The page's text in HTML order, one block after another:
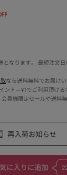
となります。 最短注文
なら送料無料でお届けい
ント＝¥1でご利用頂け
員様限定セールや送料
に入りに追加